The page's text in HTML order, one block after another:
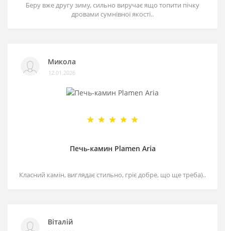
Беру вже другу зиму, сильно виручає ящо топити пічку
дровами сумнівної якості..
Микола
12.01.2026
Печь-камин Plamen Aria
Класний камін, виглядає стильно, гріє добре, що ще треба)..
Віталій